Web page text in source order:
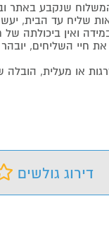
שנקבע באתר
שליח עד הבית,
במידה ואין
חיי השליחים, יובהר
או מעלית, הובלה
דירוג גולשים